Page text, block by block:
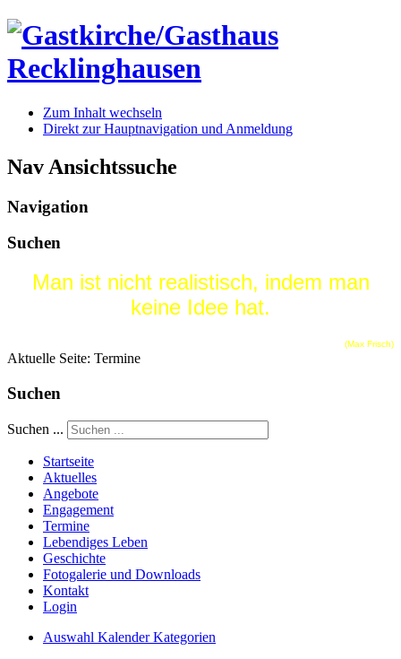
Zum Inhalt wechseln
Direkt zur Hauptnavigation und Anmeldung
Nav Ansichtssuche
Navigation
Suchen
Man ist nicht realistisch, indem man
keine Idee hat.
(Max Frisch)
Aktuelle Seite: Termine
Suchen
Suchen ...
Startseite
Aktuelles
Angebote
Engagement
Termine
Lebendiges Leben
Geschichte
Fotogalerie und Downloads
Kontakt
Login
Auswahl Kalender Kategorien